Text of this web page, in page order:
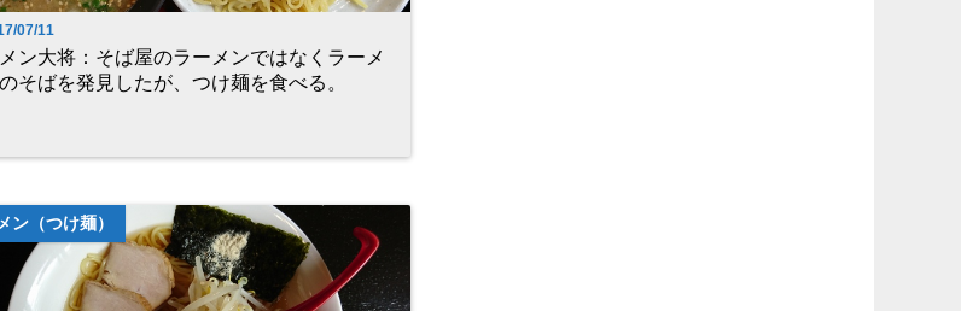
07/11
ン大将：そば屋のラーメンではなくラーメ
そばを発見したが、つけ麺を食べる。
ン（つけ麺）